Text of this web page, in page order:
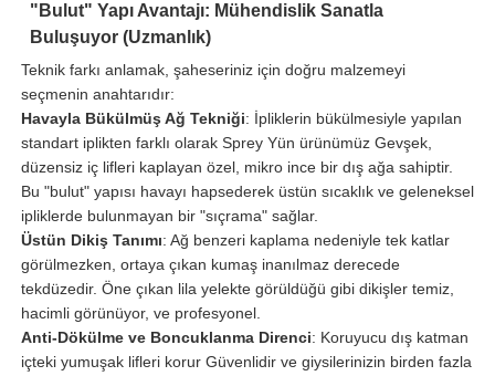
"Bulut" Yapı Avantajı: Mühendislik Sanatla
Buluşuyor (Uzmanlık)
Teknik farkı anlamak, şaheseriniz için doğru malzemeyi
seçmenin anahtarıdır:
Havayla Bükülmüş Ağ Tekniği: İpliklerin bükülmesiyle yapılan
standart iplikten farklı olarak Sprey Yün ürünümüz Gevşek,
düzensiz iç lifleri kaplayan özel, mikro ince bir dış ağa sahiptir.
Bu "bulut" yapısı havayı hapsederek üstün sıcaklık ve geleneksel
ipliklerde bulunmayan bir "sıçrama" sağlar.
Üstün Dikiş Tanımı: Ağ benzeri kaplama nedeniyle tek katlar
görülmezken, ortaya çıkan kumaş inanılmaz derecede
tekdüzedir. Öne çıkan lila yelekte görüldüğü gibi dikişler temiz,
hacimli görünüyor, ve profesyonel.
Anti-Dökülme ve Boncuklanma Direnci: Koruyucu dış katman
içteki yumuşak lifleri korur Güvenlidir ve giysilerinizin birden fazla